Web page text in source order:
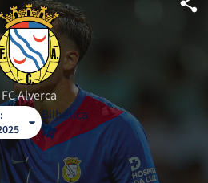
FC Alverca
Bilhética